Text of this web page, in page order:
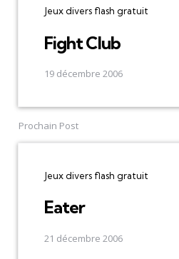
Jeux divers flash gratuit
Fight Club
19 décembre 2006
Prochain Post
Jeux divers flash gratuit
Eater
21 décembre 2006